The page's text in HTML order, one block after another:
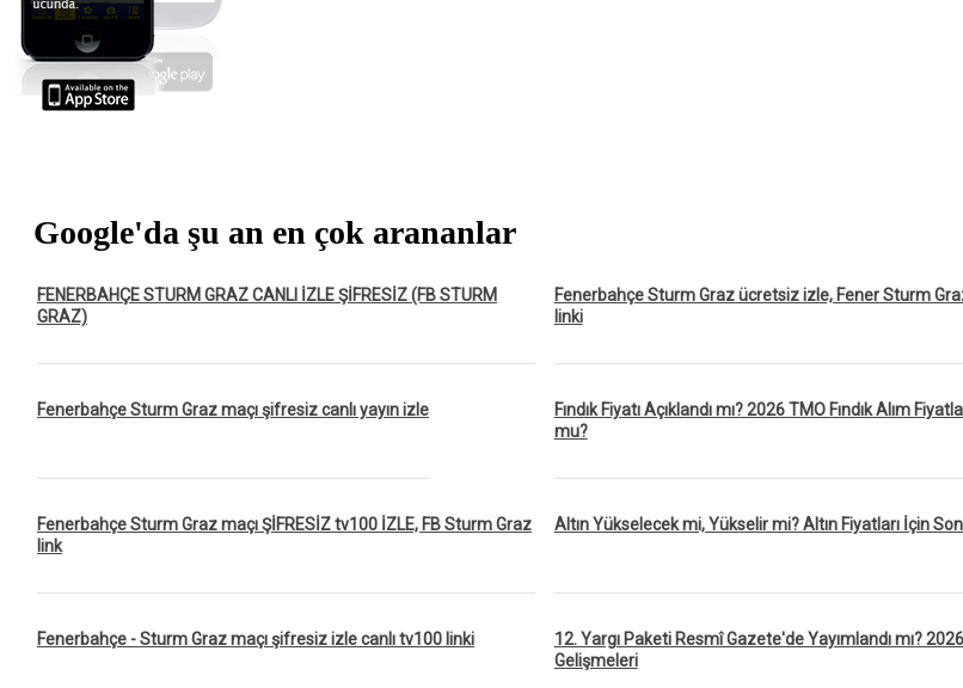
Google'da şu an en çok arananlar
FENERBAHÇE STURM GRAZ CANLI İZLE ŞİFRESİZ (FB STURM
GRAZ)
Fenerbahçe Sturm Graz maçı şifresiz canlı yayın izle
Fenerbahçe Sturm Graz maçı ŞİFRESİZ tv100 İZLE, FB Sturm Graz
link
Fenerbahçe - Sturm Graz maçı şifresiz izle canlı tv100 linki
Fenerbahçe Sturm Graz ücretsiz izle, Fener Sturm
linki
Fındık Fiyatı Açıklandı mı? 2026 TMO Fındık Alım
mu?
Altın Yükselecek mi, Yükselir mi? Altın Fiyatları İçin
12. Yargı Paketi Resmî Gazete'de Yayımlandı mı?
Gelişmeleri